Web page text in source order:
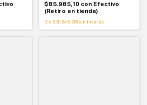
$85.985,10 con Efectivo
(Retiro en tienda)
3 x $31.846,33 sin interés